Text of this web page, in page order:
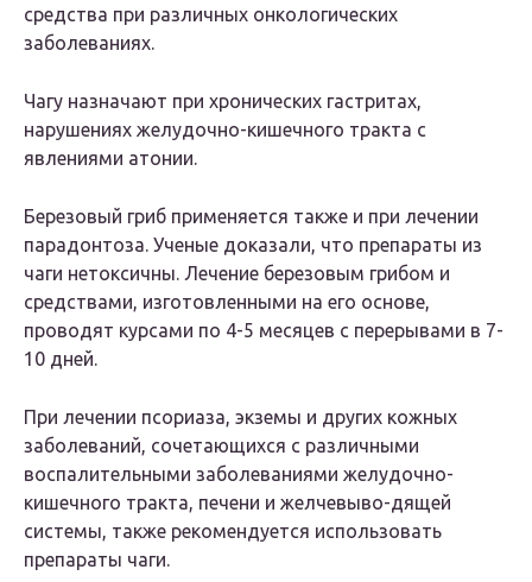
средства при различных онкологических
заболеваниях.
Чагу назначают при хронических гастритах,
нарушениях желудочно-кишечного тракта с
явлениями атонии.
Березовый гриб применяется также и при лечении
парадонтоза. Ученые доказали, что препараты из
чаги нетоксичны. Лечение березовым грибом и
средствами, изготовленными на его основе,
проводят курсами по 4-5 месяцев с перерывами в 7-
10 дней.
При лечении псориаза, экземы и других кожных
заболеваний, сочетающихся с различными
воспалительными заболеваниями желудочно-
кишечного тракта, печени и желчевыво-дящей
системы, также рекомендуется использовать
препараты чаги.